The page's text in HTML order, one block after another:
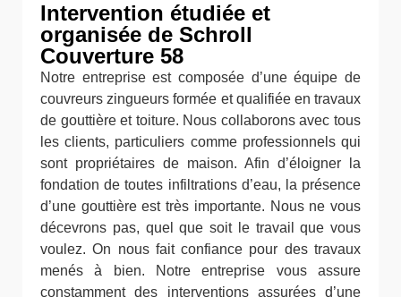
Intervention étudiée et
organisée de Schroll
Couverture 58
Notre entreprise est composée d’une équipe de
couvreurs zingueurs formée et qualifiée en travaux
de gouttière et toiture. Nous collaborons avec tous
les clients, particuliers comme professionnels qui
sont propriétaires de maison. Afin d’éloigner la
fondation de toutes infiltrations d’eau, la présence
d’une gouttière est très importante. Nous ne vous
décevrons pas, quel que soit le travail que vous
voulez. On nous fait confiance pour des travaux
menés à bien. Notre entreprise vous assure
constamment des interventions assurées d’une